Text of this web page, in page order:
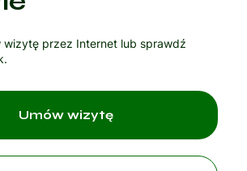
wizytę przez Internet lub sprawdź
Umów wizytę